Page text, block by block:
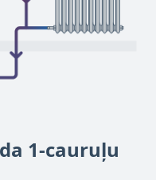
1-cauruļu